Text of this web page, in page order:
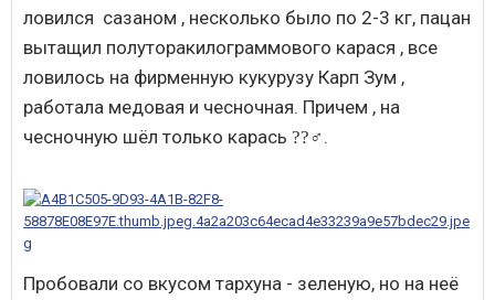
ловился сазаном , несколько было по 2-3 кг, пацан
вытащил полуторакилограммового карася , все
ловилось на фирменную кукурузу Карп Зум ,
работала медовая и чесночная. Причем , на
чесночную шёл только карась ??‍♂️ .
Пробовали со вкусом тархуна - зеленую, но на неё